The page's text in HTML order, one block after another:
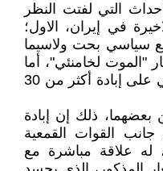
التي لفتت النظر
في إيران، الاول؛
سياسي بحت ولاسيما
"الموت لخامنئي"، أما
الثاني، فکان إقدام النظام القمعي على إبادة أکثر من 30
ذلك إن إبادة
القوات القمعية
له علاقة مباشرة مع